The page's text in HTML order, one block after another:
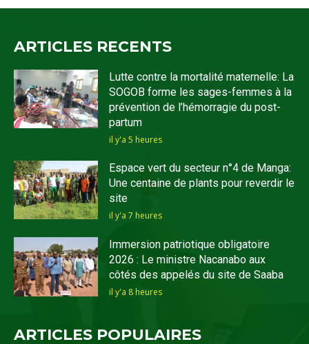
ARTICLES RECENTS
Lutte contre la mortalité maternelle: La
SOGOB forme les sages-femmes à la
prévention de l’hémorragie du post-
partum
il y'a 5 heures
Espace vert du secteur n°4 de Manga:
Une centaine de plants pour reverdir le
site
il y'a 7 heures
Immersion patriotique obligatoire
2026 : Le ministre Nacanabo aux
côtés des appelés du site de Saaba
il y'a 8 heures
ARTICLES POPULAIRES